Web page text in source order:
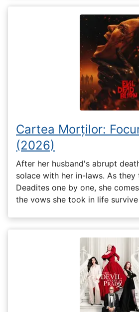
Cartea Morților:
(2026)
After her husband's abrupt
solace with her in-laws. As
Deadites one by one, she
the vows she took in life